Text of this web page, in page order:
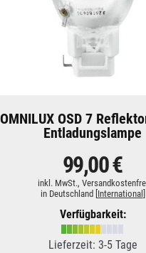
OMNILUX OSD 7
Entladungslampe
99,00 €
inkl. MwSt.,
in Deutschland [ International
Verfügbarkeit:
Lieferzeit: 3-5 Tage